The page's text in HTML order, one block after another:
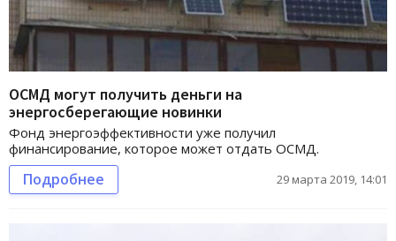
ОСМД могут получить деньги на
энергосберегающие новинки
Фонд энергоэффективности уже получил
финансирование, которое может отдать ОСМД.
Подробнее 29 марта 2019, 14:01